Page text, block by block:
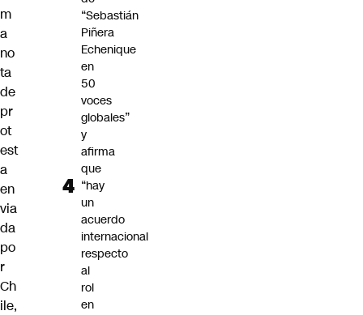
m
a
no
ta
de
pr
ot
est
a
en
via
da
po
r
Ch
ile,
“Sebastián
Piñera
Echenique
en
50
voces
globales”
y
afirma
que
“hay
un
acuerdo
internacional
respecto
al
rol
en